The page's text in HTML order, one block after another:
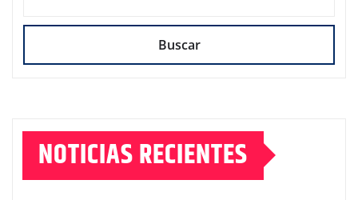
Buscar
NOTICIAS RECIENTES